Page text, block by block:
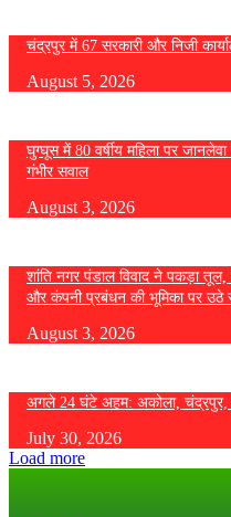
चंद्रपुर में 67 सरकारी और निजी
August 5, 2026
घुग्घूस में 80 वर्षीय महिला पर
गंभीर सवाल
August 3, 2026
शांति नगर पंडाल विवाद ने पकड़ा
और कंपनी प्रबंधन की भूमिका पर उठे
August 3, 2026
अगले 24 घंटे अहम: अकोला, चंद्रपुर,
July 30, 2026
Load more